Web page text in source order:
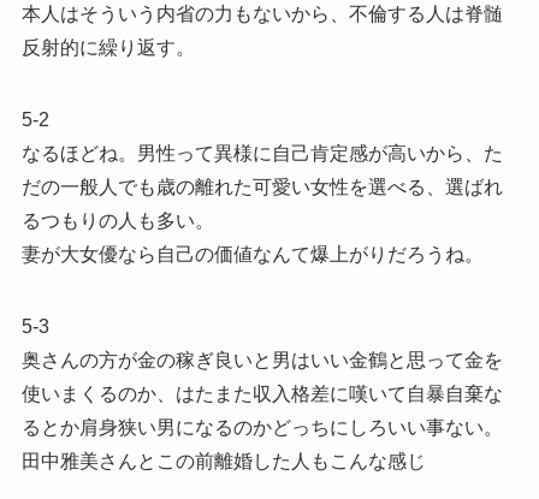
本人はそういう内省の力もないから、不倫する人は脊髄
反射的に繰り返す。
5-2
なるほどね。男性って異様に自己肯定感が高いから、た
だの一般人でも歳の離れた可愛い女性を選べる、選ばれ
るつもりの人も多い。
妻が大女優なら自己の価値なんて爆上がりだろうね。
5-3
奥さんの方が金の稼ぎ良いと男はいい金鶴と思って金を
使いまくるのか、はたまた収入格差に嘆いて自暴自棄な
るとか肩身狭い男になるのかどっちにしろいい事ない。
田中雅美さんとこの前離婚した人もこんな感じ